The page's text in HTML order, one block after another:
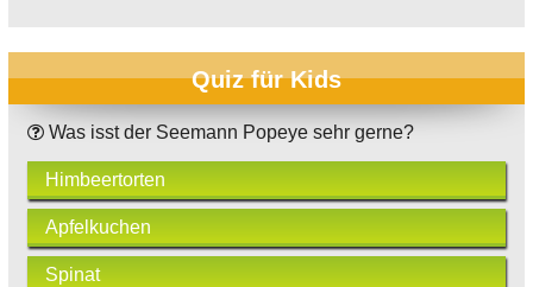
Quiz für Kids
Was isst der Seemann Popeye sehr gerne?
Himbeertorten
Apfelkuchen
Spinat